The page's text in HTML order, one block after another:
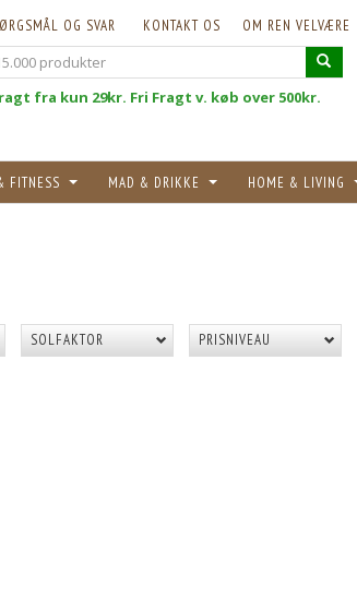
OM REN VELVÆRE
KONTAKT OS
OG SVAR
fra kun 29kr. Fri Fragt v. køb over 500kr.
FITNESS MAD & DRIKKE HOME & LIVING
SOLFAKTOR PRISNIVEAU